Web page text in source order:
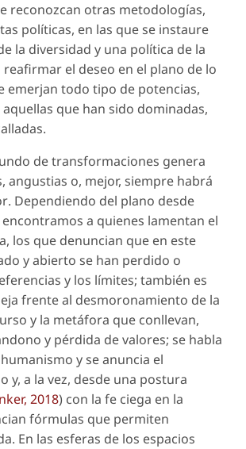
reconozcan otras metodologías,
políticas, en las que se instaure
la diversidad y una política de la
el deseo en el plano de lo
emerjan todo tipo de potencias,
que han sido dominadas,
de transformaciones genera
angustias o, mejor, siempre habrá
. Dependiendo del plano desde
a quienes lamentan el
, los que denuncian que en este
y abierto se han perdido o
y los límites; también es
frente al desmoronamiento de la
y la metáfora que conllevan,
y pérdida de valores; se habla
y se anuncia el
y, a la vez, desde una postura
2018) con la fe ciega en la
fórmulas que permiten
En las esferas de los espacios